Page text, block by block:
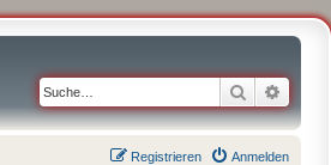
Suche
Anmelden
Registrieren